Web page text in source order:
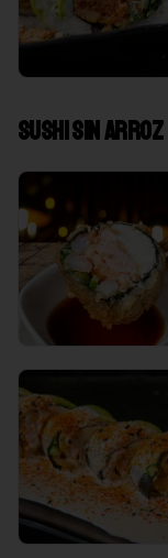
Sushi Sin Arroz